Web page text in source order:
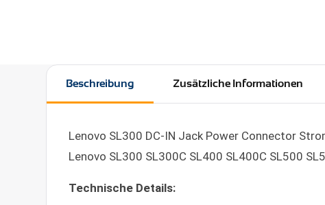
Beschreibung Zusätzliche Informationen
Lenovo SL300 DC-IN Jack Power Connector
Lenovo SL300 SL300C SL400 SL400C SL500
Technische Details: